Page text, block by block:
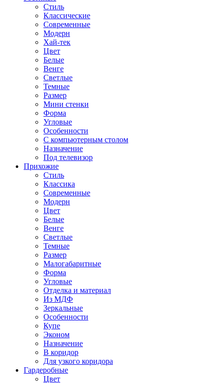
Стиль
Классические
Современные
Модерн
Хай-тек
Цвет
Белые
Венге
Светлые
Темные
Размер
Мини стенки
Форма
Угловые
Особенности
С компьютерным столом
Назначение
Под телевизор
Прихожие
Стиль
Классика
Современные
Модерн
Цвет
Белые
Венге
Светлые
Темные
Размер
Малогабаритные
Форма
Угловые
Отделка и материал
Из МДФ
Зеркальные
Особенности
Купе
Эконом
Назначение
В коридор
Для узкого коридора
Гардеробные
Цвет